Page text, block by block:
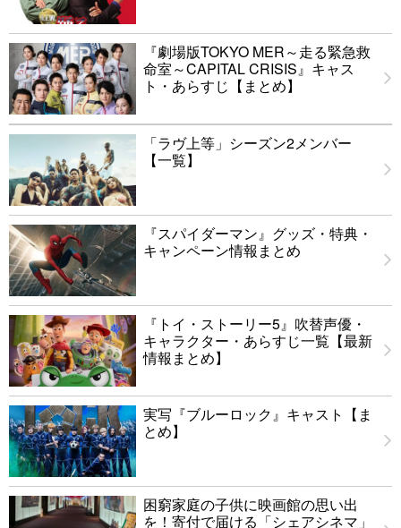
『劇場版TOKYO MER～走る緊急救
命室～CAPITAL CRISIS』キャス
ト・あらすじ【まとめ】
「ラヴ上等」シーズン2メンバー
【一覧】
『スパイダーマン』グッズ・特典・
キャンペーン情報まとめ
『トイ・ストーリー5』吹替声優・
キャラクター・あらすじ一覧【最新
情報まとめ】
実写『ブルーロック』キャスト【ま
とめ】
困窮家庭の子供に映画館の思い出
を！寄付で届ける「シェアシネマ」